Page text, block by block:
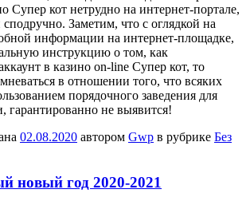
Супер кот нетрудно на интернет-портале,
Заметим, что с оглядкой на
информации на интернет-площадке,
инструкцию о том, как
в казино on-line Супер кот, то
в отношении того, что всяких
порядочного заведения для
гарантированно не выявится!
02.08.2020 автором Gwp в рубрике Без
новый год 2020-2021